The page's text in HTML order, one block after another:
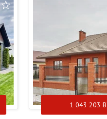
1 043 203